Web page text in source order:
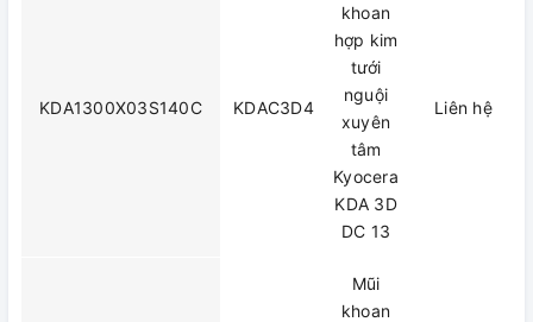
KDA1300X03S140C KDAC3D4
khoan
hợp kim
tưới
nguội
xuyên
tâm
Kyocera
KDA 3D
DC 13
Liên hệ
Mũi
khoan